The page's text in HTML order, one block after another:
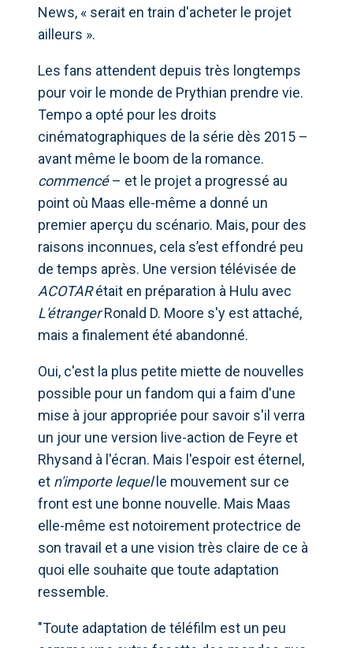
News, « serait en train d'acheter le projet
ailleurs ».
Les fans attendent depuis très longtemps
pour voir le monde de Prythian prendre vie.
Tempo a opté pour les droits
cinématographiques de la série dès 2015 –
avant même le boom de la romance.
commencé– et le projet a progressé au
point où Maas elle-même a donné un
premier aperçu du scénario. Mais, pour des
raisons inconnues, cela s’est effondré peu
de temps après. Une version télévisée de
ACOTARétait en préparation à Hulu avec
L'étrangerRonald D. Moore s'y est attaché,
mais a finalement été abandonné.
Oui, c'est la plus petite miette de nouvelles
possible pour un fandom qui a faim d'une
mise à jour appropriée pour savoir s'il verra
un jour une version live-action de Feyre et
Rhysand à l'écran. Mais l'espoir est éternel,
et n'importe lequelle mouvement sur ce
front est une bonne nouvelle. Mais Maas
elle-même est notoirement protectrice de
son travail et a une vision très claire de ce à
quoi elle souhaite que toute adaptation
ressemble.
"Toute adaptation de téléfilm est un peu